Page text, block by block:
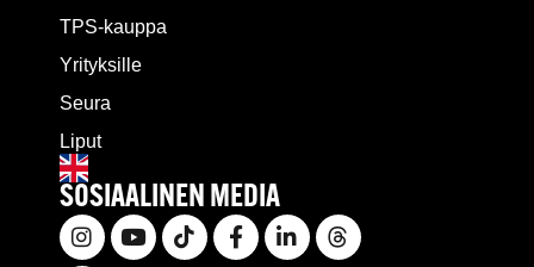
TPS-kauppa
Yrityksille
Seura
Liput
SOSIAALINEN MEDIA